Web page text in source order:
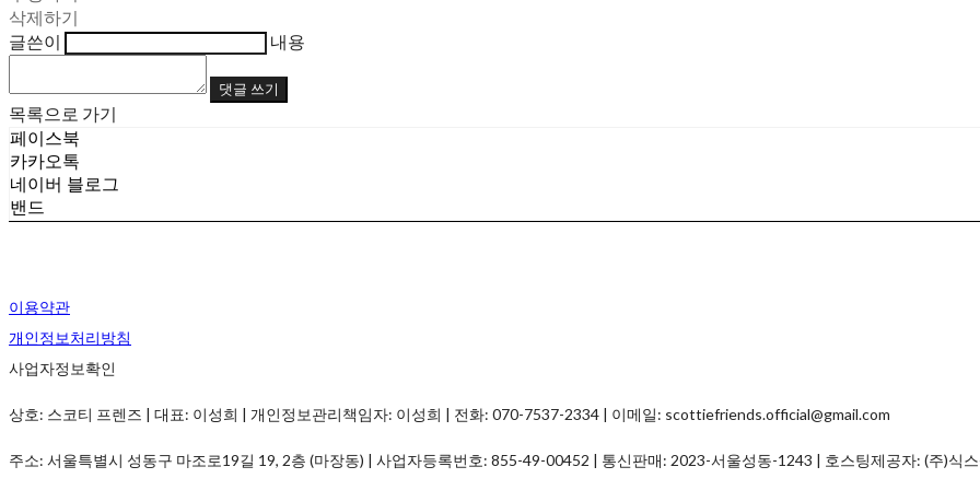
삭제하기
글쓴이
내용
댓글 쓰기
목록으로 가기
페이스북
카카오톡
네이버 블로그
밴드
이용약관
개인정보처리방침
사업자정보확인
상호: 스코티 프렌즈 | 대표: 이성희 | 개인정보관리책임자: 이성희 | 전화: 070-7537-2334 | 이메일: scottiefriends.official@gmail.com
주소: 서울특별시 성동구 마조로19길 19, 2층 (마장동) | 사업자등록번호: 855-49-00452 | 통신판매: 2023-서울성동-1243 | 호스팅제공자: (주)식